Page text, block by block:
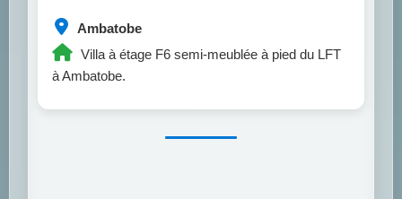
Ambatobe
Villa à étage F6 semi-meublée à pied du LFT
à Ambatobe.